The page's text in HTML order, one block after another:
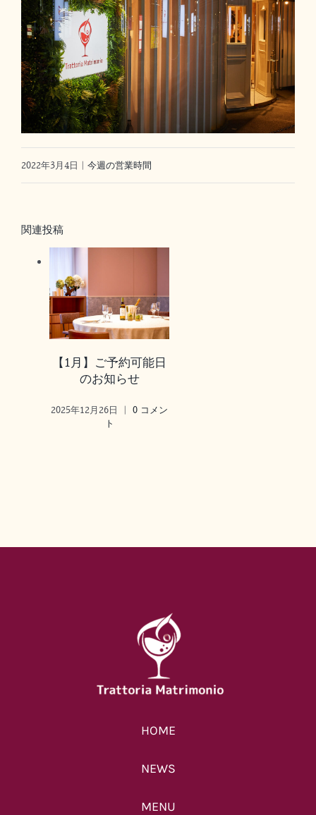
2022年3月4日 | 今週の営業時間
関連投稿
【1月】ご予約可能日
のお知らせ
2025年12月26日 | 0 コメン
ト
【12月】ご予約可能
【11/25-11/28】営業
0 コメン
HOME
NEWS
MENU